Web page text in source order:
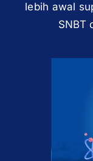
lebih awal
SNBT